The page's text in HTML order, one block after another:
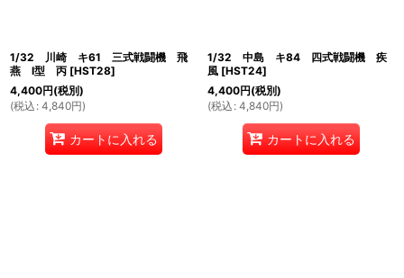
1/32 川崎 キ61 三式戦闘機 飛
燕 I型 丙 [HST28]
4,400円(税別)
(税込 : 4,840円)
カートに入れる
1/32 中島 キ84 四式戦闘機 疾
風 [HST24]
4,400円(税別)
(税込 : 4,840円)
カートに入れる